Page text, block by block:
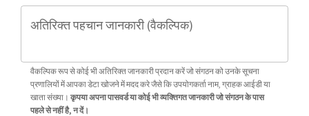
अतिरिक्त पहचान जानकारी (वैकल्पिक)
वैकल्पिक रूप से कोई भी अतिरिक्त जानकारी प्रदान करें जो संगठन को उनके सूचना
प्रणालियों में आपका डेटा खोजने में मदद करे जैसे कि उपयोगकर्ता नाम, ग्राहक आईडी या
खाता संख्या। कृपया अपना पासवर्ड या कोई भी व्यक्तिगत जानकारी जो संगठन के पास
पहले से नहीं है, न दें।